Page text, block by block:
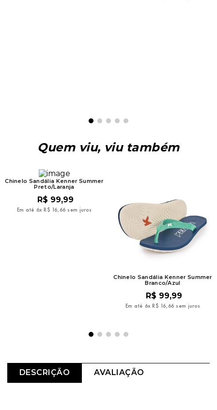
Quem viu, viu também
Chinelo Sandália Kenner Summer
Preto/Laranja
R$ 99,99
Em até 6x R$ 16, 66 sem juros
Chinelo Sandália Kenner Summer
Branco/Azul
R$ 99,99
Em até 6x R$ 16, 66 sem juros
DESCRIÇÃO AVALIAÇÃO